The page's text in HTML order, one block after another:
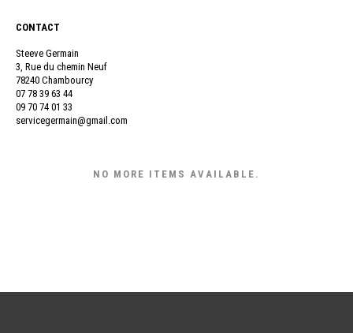
CONTACT
Steeve Germain
3, Rue du chemin Neuf
78240 Chambourcy
07 78 39 63 44
09 70 74 01 33
servicegermain@gmail.com
NO MORE ITEMS AVAILABLE.